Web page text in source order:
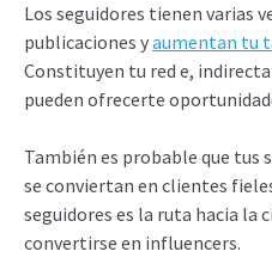
Los seguidores tienen varias
publicaciones yaumentan tu
Constituyen tu red e,
pueden ofrecerte
También es probable que tus
se conviertan en clientes
seguidores es la ruta hacia la
convertirse en influencers.